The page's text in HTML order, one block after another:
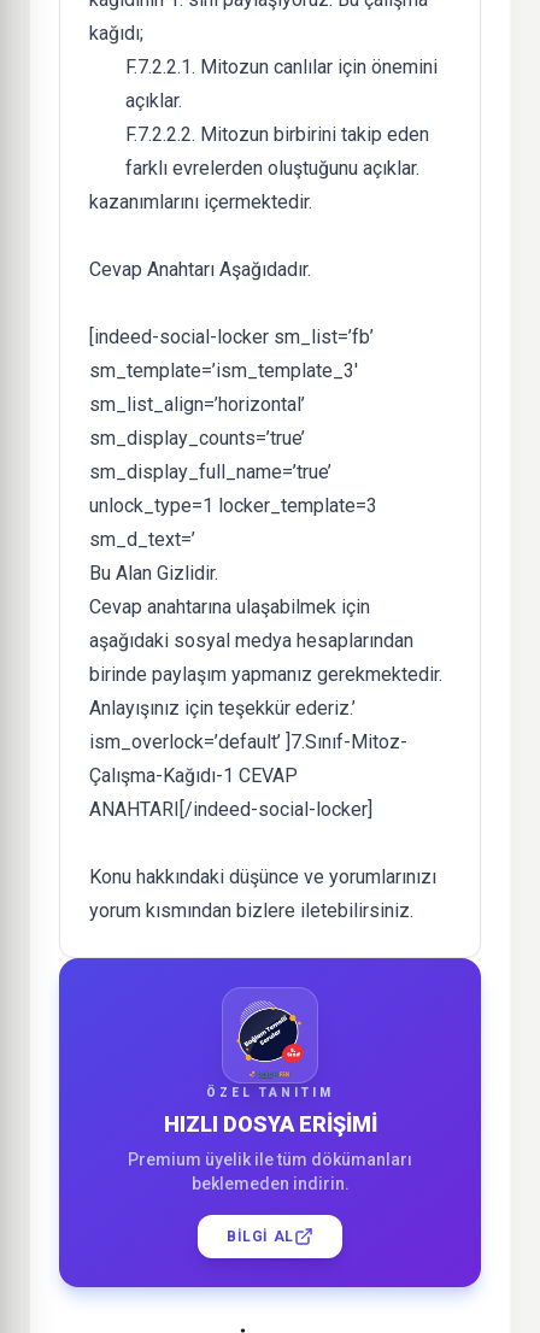
kağıdı;
F.7.2.2.1. Mitozun canlılar için önemini
açıklar.
F.7.2.2.2. Mitozun birbirini takip eden
farklı evrelerden oluştuğunu açıklar.
kazanımlarını içermektedir.
Cevap Anahtarı Aşağıdadır.
[indeed-social-locker sm_list=’fb’
sm_template=’ism_template_3′
sm_list_align=’horizontal’
sm_display_counts=’true’
sm_display_full_name=’true’
unlock_type=1 locker_template=3
sm_d_text=’
Bu Alan Gizlidir.
Cevap anahtarına ulaşabilmek için
aşağıdaki sosyal medya hesaplarından
birinde paylaşım yapmanız gerekmektedir.
Anlayışınız için teşekkür ederiz.’
ism_overlock=’default’ ]7.Sınıf-Mitoz-
Çalışma-Kağıdı-1 CEVAP
ANAHTARI[/indeed-social-locker]
Konu hakkındaki düşünce ve yorumlarınızı
yorum kısmından bizlere iletebilirsiniz.
ÖZEL TANITIM
HIZLI DOSYA ERİŞİMİ
Premium üyelik ile tüm dökümanları
beklemeden indirin.
BILGI AL